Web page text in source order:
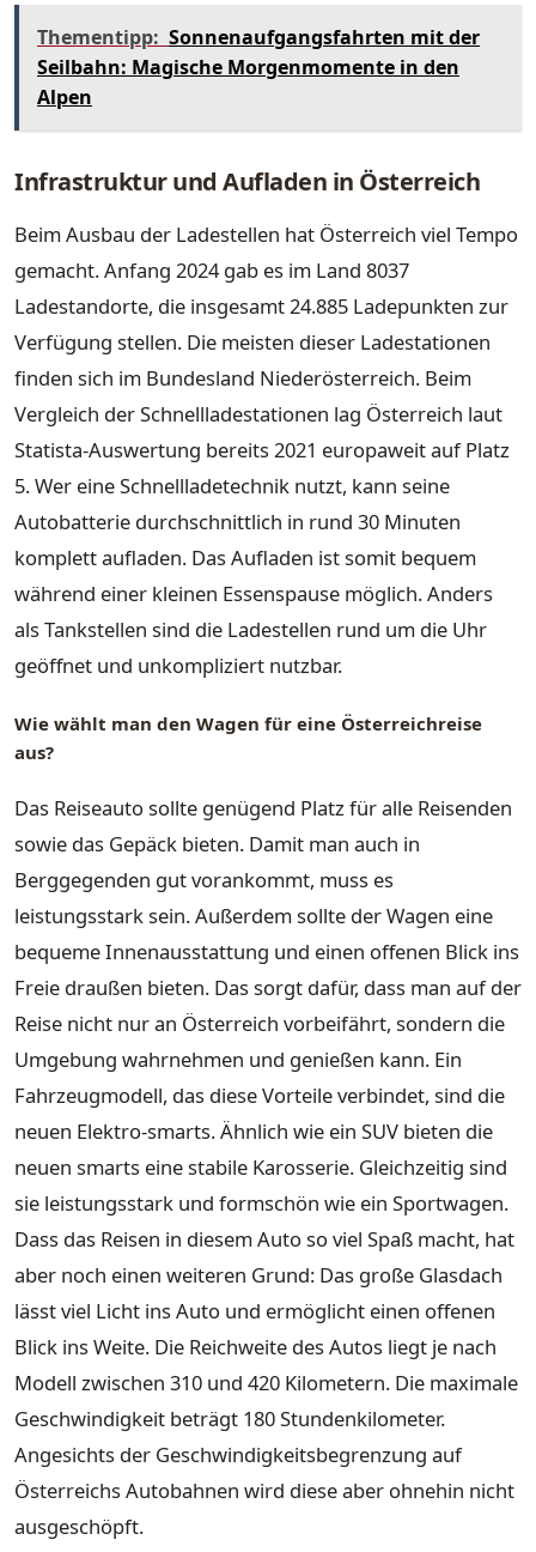
Thementipp: Sonnenaufgangsfahrten mit der
Seilbahn: Magische Morgenmomente in den
Alpen
Infrastruktur und Aufladen in Österreich
Beim Ausbau der Ladestellen hat Österreich viel Tempo
gemacht. Anfang 2024 gab es im Land 8037
Ladestandorte, die insgesamt 24.885 Ladepunkten zur
Verfügung stellen. Die meisten dieser Ladestationen
finden sich im Bundesland Niederösterreich. Beim
Vergleich der Schnellladestationen lag Österreich laut
Statista-Auswertung bereits 2021 europaweit auf Platz
5. Wer eine Schnellladetechnik nutzt, kann seine
Autobatterie durchschnittlich in rund 30 Minuten
komplett aufladen. Das Aufladen ist somit bequem
während einer kleinen Essenspause möglich. Anders
als Tankstellen sind die Ladestellen rund um die Uhr
geöffnet und unkompliziert nutzbar.
Wie wählt man den Wagen für eine Österreichreise
aus?
Das Reiseauto sollte genügend Platz für alle Reisenden
sowie das Gepäck bieten. Damit man auch in
Berggegenden gut vorankommt, muss es
leistungsstark sein. Außerdem sollte der Wagen eine
bequeme Innenausstattung und einen offenen Blick ins
Freie draußen bieten. Das sorgt dafür, dass man auf der
Reise nicht nur an Österreich vorbeifährt, sondern die
Umgebung wahrnehmen und genießen kann. Ein
Fahrzeugmodell, das diese Vorteile verbindet, sind die
neuen Elektro-smarts. Ähnlich wie ein SUV bieten die
neuen smarts eine stabile Karosserie. Gleichzeitig sind
sie leistungsstark und formschön wie ein Sportwagen.
Dass das Reisen in diesem Auto so viel Spaß macht, hat
aber noch einen weiteren Grund: Das große Glasdach
lässt viel Licht ins Auto und ermöglicht einen offenen
Blick ins Weite. Die Reichweite des Autos liegt je nach
Modell zwischen 310 und 420 Kilometern. Die maximale
Geschwindigkeit beträgt 180 Stundenkilometer.
Angesichts der Geschwindigkeitsbegrenzung auf
Österreichs Autobahnen wird diese aber ohnehin nicht
ausgeschöpft.